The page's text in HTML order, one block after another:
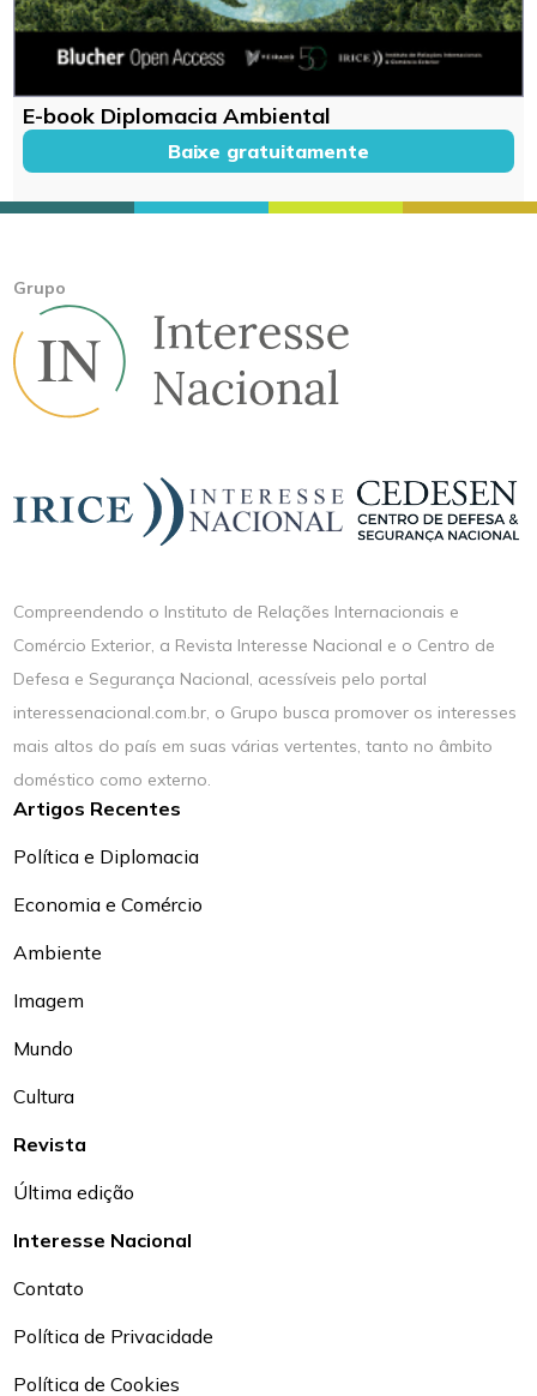
E-book Diplomacia Ambiental
Baixe gratuitamente
Grupo
Compreendendo o Instituto de Relações Internacionais e
Comércio Exterior, a Revista Interesse Nacional e o Centro de
Defesa e Segurança Nacional, acessíveis pelo portal
interessenacional.com.br, o Grupo busca promover os interesses
mais altos do país em suas várias vertentes, tanto no âmbito
doméstico como externo.
Artigos Recentes
Política e Diplomacia
Economia e Comércio
Ambiente
Imagem
Mundo
Cultura
Revista
Última edição
Interesse Nacional
Contato
Política de Privacidade
Política de Cookies